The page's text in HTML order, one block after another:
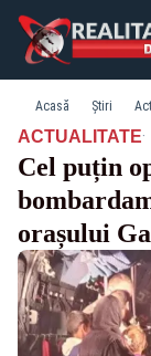
Acasă Știri
ACTUALITATE·
Cel puțin
orașului